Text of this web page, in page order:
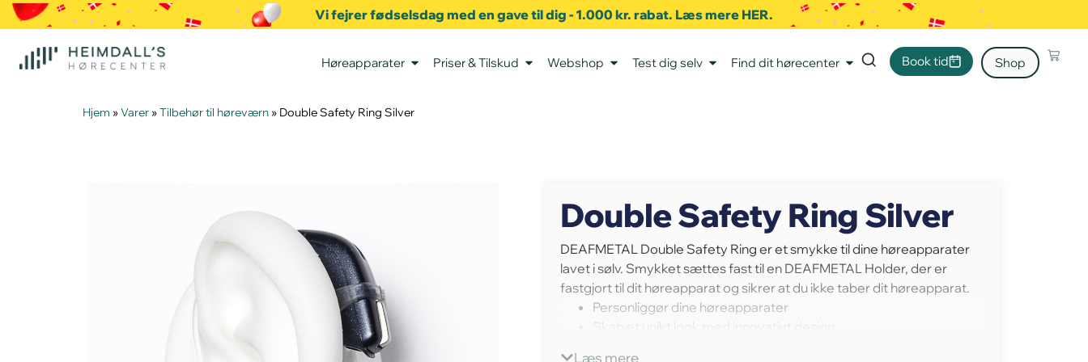
Vi fejrer fødselsdag med en gave til dig - 1.000 kr. rabat. Læs mere HER.
Høreapparater Priser & Tilskud Webshop Test dig selv Find dit hørecenter Book tid Shop
Hjem »Varer »Tilbehør til høreværn » Double Safety Ring Silver
Double Safety Ring Silver
DEAFMETAL Double Safety Ring er et smykke til dine høreapparater
lavet i sølv. Smykket sættes fast til en DEAFMETAL Holder, der er
fastgjort til dit høreapparat og sikrer at du ikke taber dit høreapparat.
Personliggør dine høreapparater
Skab et unikt look med innovativt design
Læs mere